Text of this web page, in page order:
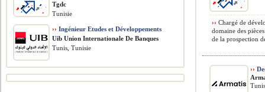
›› Chargé de
domaine des
de la prospection
››
Tgdc
Tunisie
›› Ingénieur Etudes et Développements
Uib Union Internationale De Banques
Tunis, Tunisie